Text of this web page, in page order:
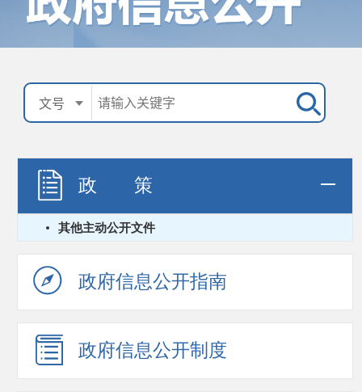
政 策
其他主动公开文件
政府信息公开指南
政府信息公开制度